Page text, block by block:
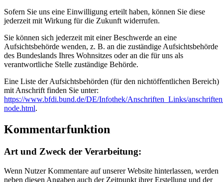
Sofern Sie uns eine Einwilligung erteilt haben, können Sie diese
jederzeit mit Wirkung für die Zukunft widerrufen.
Sie können sich jederzeit mit einer Beschwerde an eine
Aufsichtsbehörde wenden, z. B. an die zuständige Aufsichtsbehörde
des Bundeslands Ihres Wohnsitzes oder an die für uns als
verantwortliche Stelle zuständige Behörde.
Eine Liste der Aufsichtsbehörden (für den nichtöffentlichen Bereich)
mit Anschrift finden Sie unter:
https://www.bfdi.bund.de/DE/Infothek/Anschriften_Links/
node.html.
Kommentarfunktion
Art und Zweck der Verarbeitung:
Wenn Nutzer Kommentare auf unserer Website hinterlassen, werden
neben diesen Angaben auch der Zeitpunkt ihrer Erstellung und der